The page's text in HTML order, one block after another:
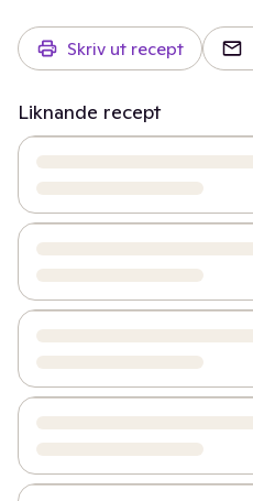
Skriv ut recept
Liknande recept